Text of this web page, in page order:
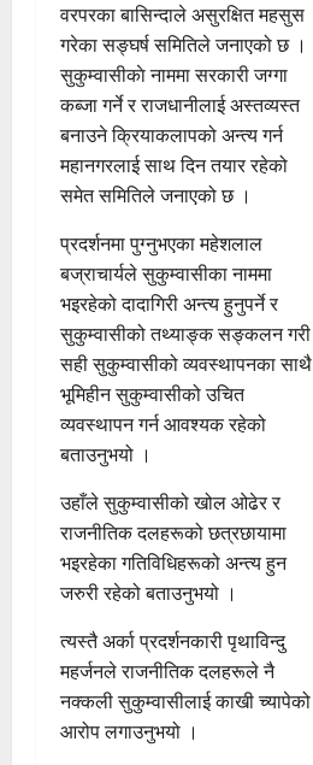
वरपरका बासिन्दाले असुरक्षित महसुस
गरेका सङ्घर्ष समितिले जनाएको छ ।
सुकुम्वासीकाे नाममा सरकारी जग्गा
कब्जा गर्ने र राजधानीलाई अस्तव्यस्त
बनाउने क्रियाकलापको अन्त्य गर्न
महानगरलाई साथ दिन तयार रहेको
समेत समितिले जनाएको छ ।
प्रदर्शनमा पुग्नुभएका महेशलाल
बज्राचार्यले सुकुम्वासीका नाममा
भइरहेको दादागिरी अन्त्य हुनुपर्ने र
सुकुम्वासीको तथ्याङ्क सङ्कलन गरी
सही सुकुम्वासीको व्यवस्थापनका साथै
भूमिहीन सुकुम्वासीको उचित
व्यवस्थापन गर्न आवश्यक रहेको
बताउनुभयो ।
उहाँले सुकुम्वासीको खोल ओढेर र
राजनीतिक दलहरूको छत्रछायामा
भइरहेका गतिविधिहरूको अन्त्य हुन
जरुरी रहेको बताउनुभयो ।
त्यस्तै अर्का प्रदर्शनकारी पृथाविन्दु
महर्जनले राजनीतिक दलहरूले नै
नक्कली सुकुम्वासीलाई काखी च्यापेको
आरोप लगाउनुभयो ।